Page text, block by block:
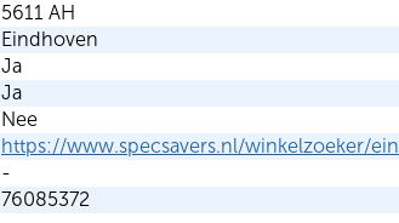
5611 AH
Eindhoven
Ja
Ja
Nee
https://www.specsavers.nl/winkelzoeker/
-
76085372